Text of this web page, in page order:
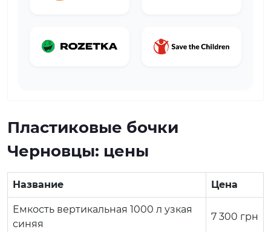
Пластиковые бочки
Черновцы: цены
Название Цена
Емкость вертикальная 1000 л узкая
синяя
7 300 грн